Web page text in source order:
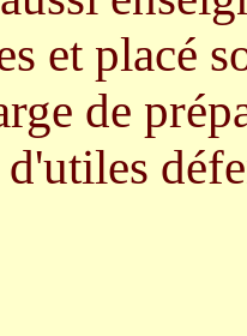
et placé
de